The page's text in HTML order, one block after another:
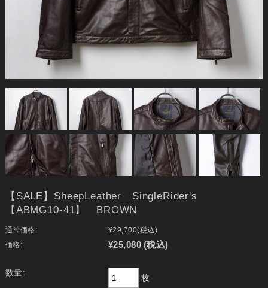
【SALE】SheepLeather SingleRider's
【ABMG10-41】 BROWN
通常価格: ¥29,700(税込)
価格: ¥25,080 (税込)
数量:
枚